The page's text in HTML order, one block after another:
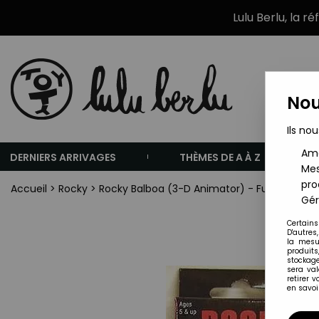
Lulu Berlu, la
DERNIERS ARRIVAGES THÈMES DE A À Z
Accueil > Rocky > Rocky Balboa (3-D Animator) - Fun4All
Ils
la
sera
retirer
en